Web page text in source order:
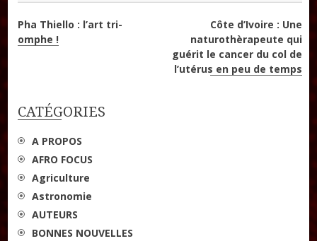
Navigation
de
Pha Thiello : l’art tri-
omphe !
Côte d’Ivoire : Une
naturothèrapeute qui
guérit le cancer du col de
l’utérus en peu de temps
CATÉGORIES
A PROPOS
AFRO FOCUS
Agriculture
Astronomie
AUTEURS
BONNES NOUVELLES